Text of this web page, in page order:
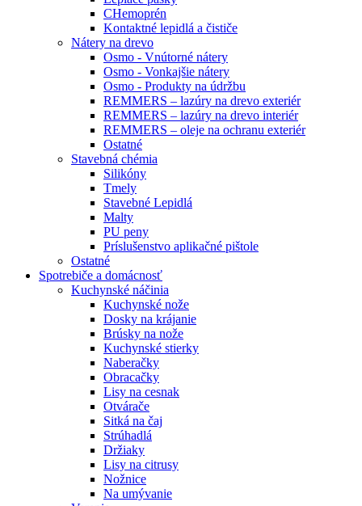
CHemoprén
Kontaktné lepidlá a čističe
Nátery na drevo
Osmo - Vnútorné nátery
Osmo - Vonkajšie nátery
Osmo - Produkty na údržbu
REMMERS – lazúry na drevo exteriér
REMMERS – lazúry na drevo interiér
REMMERS – oleje na ochranu exteriér
Ostatné
Stavebná chémia
Silikóny
Tmely
Stavebné Lepidlá
Malty
PU peny
Príslušenstvo aplikačné pištole
Ostatné
Spotrebiče a domácnosť
Kuchynské náčinia
Kuchynské nože
Dosky na krájanie
Brúsky na nože
Kuchynské stierky
Naberačky
Obracačky
Lisy na cesnak
Otvárače
Sitká na čaj
Strúhadlá
Držiaky
Lisy na citrusy
Nožnice
Na umývanie